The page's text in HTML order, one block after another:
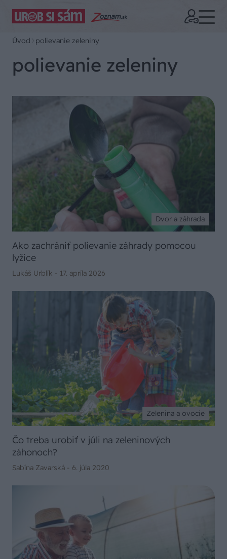
Úvod polievanie zeleniny
polievanie zeleniny
Dvor a záhrada
Ako zachrániť polievanie záhrady pomocou
lyžice
Lukáš Urblík - 17. apríla 2026
Zelenina a ovocie
Čo treba urobiť v júli na zeleninových
záhonoch?
Sabína Zavarská - 6. júla 2020